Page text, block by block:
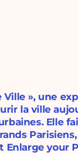
Ville », une
la ville
Elle
Enlarge your